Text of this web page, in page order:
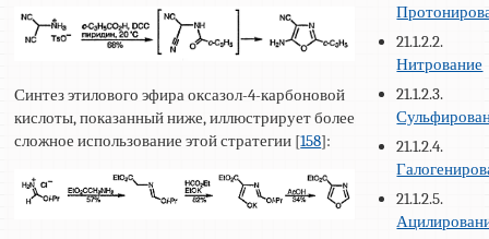
Синтез этилового эфира оксазол-4-карбоновой
кислоты, показанный ниже, иллюстрирует более
сложное использование этой стратегии [158]:
21.1.2.2.
Нитрование
21.1.2.3.
21.1.2.4.
21.1.2.5.